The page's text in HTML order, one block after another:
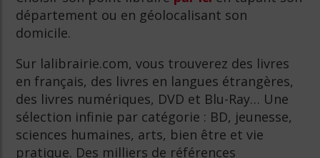
département ou en géolocalisant son
domicile.
Sur lalibrairie.com, vous trouverez des livres
en français, des livres en langues étrangères,
des livres numériques, DVD et Blu-Ray… Une
sélection infinie par catégorie : BD, jeunesse,
sciences humaines, arts, bien être et vie
pratique. Des milliers de références